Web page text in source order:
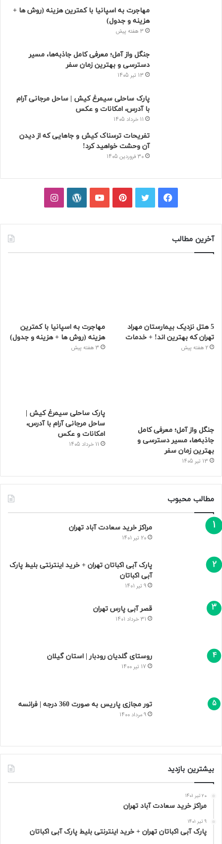
مهاجرت به اسپانیا با کمترین هزینه (روش ها +
هزینه و جدول)
3 هفته پیش
جنگل واز آمل؛ معرفی کامل جاذبه‌ها، مسیر
دسترسی و بهترین زمان سفر
13 تیر 1405
پارک ساحلی سیمرغ کیش | ساحل مرجانی آرام
با آدرس، امکانات و عکس
11 خرداد 1405
تفریحات ترسناک کیش و جاهایی که از دیدن
آن وحشت خواهید کرد!
30 فروردین 1405
فیسبوکتوییترپینتریستیوتیوبوردپرساینستاگرام
آخرین مطالب
5 هتل نزدیک بیمارستان مهراد
تهران که بهترین‌ اند! + خدمات
2 هفته پیش
مهاجرت به اسپانیا با کمترین
هزینه (روش ها + هزینه و جدول)
3 هفته پیش
جنگل واز آمل؛ معرفی کامل
جاذبه‌ها، مسیر دسترسی و
بهترین زمان سفر
13 تیر 1405
پارک ساحلی سیمرغ کیش |
ساحل مرجانی آرام با آدرس،
امکانات و عکس
11 خرداد 1405
مطالب محبوب
مراکز خرید سعادت‌ آباد تهران
20 تیر 1401
پارک آبی اکباتان تهران + خرید اینترنتی بلیط پارک
آبی اکباتان
9 تیر 1401
قصر آبی پارس تهران
31 خرداد 1401
روستای گلدیان رودبار | استان گیلان
17 تیر 1400
تور مجازی پاریس به صورت 360 درجه | فرانسه
9 مرداد 1400
بیشترین بازدید
20 تیر 1401
مراکز خرید سعادت‌ آباد تهران
9 تیر 1401
پارک آبی اکباتان تهران + خرید اینترنتی بلیط پارک آبی اکباتان